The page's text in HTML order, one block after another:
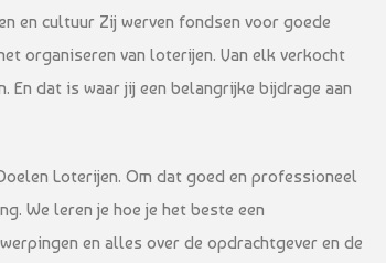
en cultuur Zij werven fondsen voor goede
organiseren van loterijen. Van elk verkocht
dat is waar jij een belangrijke bijdrage aan
Loterijen. Om dat goed en professioneel
We leren je hoe je het beste een
en alles over de opdrachtgever en de